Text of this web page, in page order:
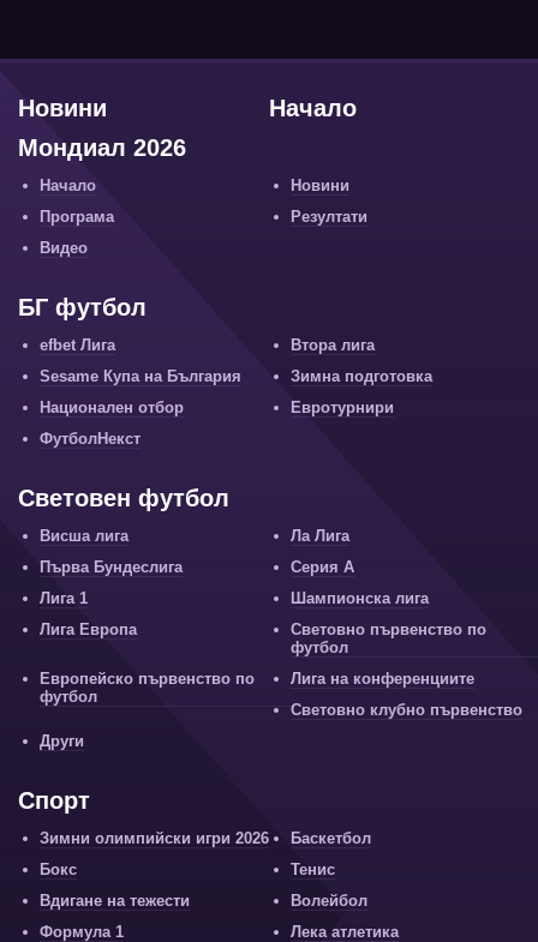
Начало
Новини
Мондиал 2026
Начало
Новини
Програма
Резултати
Видео
БГ футбол
efbet Лига
Втора лига
Sesame Купа на България
Зимна подготовка
Национален отбор
Евротурнири
ФутболНекст
Световен футбол
Висша лига
Ла Лига
Първа Бундеслига
Серия А
Лига 1
Шампионска лига
Лига Европа
Световно първенство по
футбол
Европейско първенство по
футбол
Лига на конференциите
Световно клубно първенство
Други
Спорт
Зимни олимпийски игри 2026
Баскетбол
Бокс
Тенис
Вдигане на тежести
Волейбол
Формула 1
Лека атлетика